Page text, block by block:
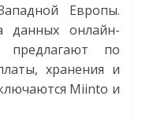
Европы.
данных онлайн-
предлагают по
хранения и
Miinto и